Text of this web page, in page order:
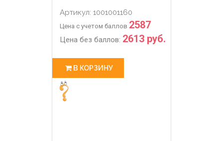
Артикул: 1001001160
Цена с учетом баллов 2587
Цена без баллов: 2613 руб.
В КОРЗИНУ